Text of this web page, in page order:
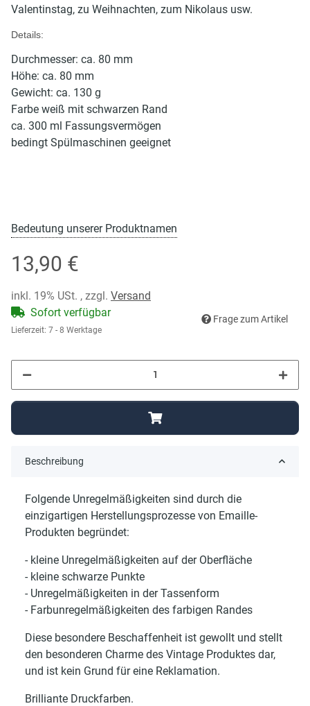
Valentinstag, zu Weihnachten, zum Nikolaus usw.
Details:
Durchmesser: ca. 80 mm
Höhe: ca. 80 mm
Gewicht: ca. 130 g
Farbe weiß mit schwarzen Rand
ca. 300 ml Fassungsvermögen
bedingt Spülmaschinen geeignet
Bedeutung unserer Produktnamen
13,90 €
inkl. 19% USt. , zzgl. Versand
Sofort verfügbar
Lieferzeit: 7 - 8 Werktage
Frage zum Artikel
Beschreibung
Folgende Unregelmäßigkeiten sind durch die
einzigartigen Herstellungsprozesse von Emaille-
Produkten begründet:
- kleine Unregelmäßigkeiten auf der Oberfläche
- kleine schwarze Punkte
- Unregelmäßigkeiten in der Tassenform
- Farbunregelmäßigkeiten des farbigen Randes
Diese besondere Beschaffenheit ist gewollt und stellt
den besonderen Charme des Vintage Produktes dar,
und ist kein Grund für eine Reklamation.
Brilliante Druckfarben.